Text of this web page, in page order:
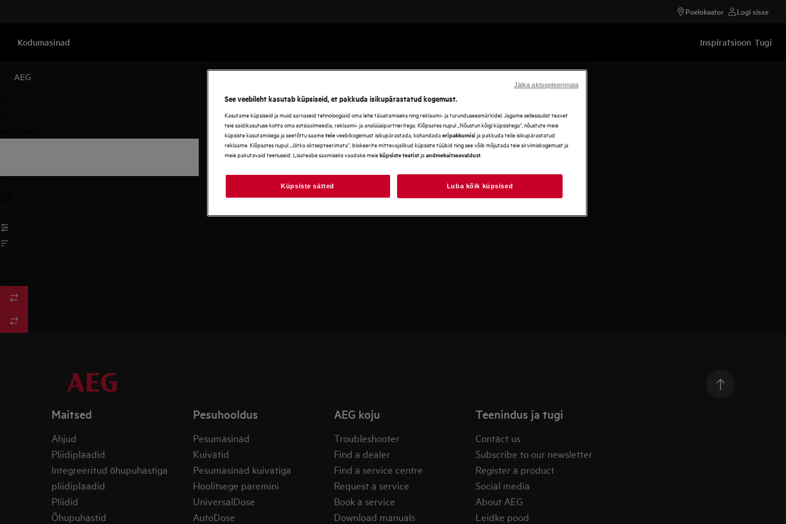
Poelokaator Logi sisse
Kodumasinad Inspiratsioon Tugi
AEG
Maitsed
Ahjud
Pliidiplaadid
Integreeritud õhupuhastiga
pliidiplaadid
Pliidid
Õhupuhastid
Pesuhooldus
Pesumasinad
Kuivatid
Pesumasinad kuivatiga
Hoolitsege paremini
UniversalDose
AutoDose
AEG koju
Troubleshooter
Find a dealer
Find a service centre
Request a service
Book a service
Download manuals
Teenindus ja tugi
Contact us
Subscribe to our newsletter
Register a product
Social media
About AEG
Leidke pood
See veebileht kasutab küpsiseid, et pakkuda isikupärastatud kogemust.
Kasutame küpsiseid ja muid sarnaseid tehnoloogiaid oma lehe täiustamiseks ning reklaami- ja turunduseesmärkidel. Jagame sellesisulist teavet
teie saidikasutuse kohta oma sotsiaalmeedia, reklaami- ja analüüsipartneritega. Klõpsates nupul „Nõustun kõigi küpsistega“, nõustute meie
küpsiste kasutamisega ja seetõttu saameteieveebikogemust isikupärastada, kohandadaeripakkumisi ja pakkuda teile isikupärastatud
reklaame. Klõpsates nupul „Jätka aktsepteerimata“, blokeerite mittevajalikud küpsiste tüübid ning see võib mõjutada teie sirvimiskogemust ja
meie pakutavaid teenuseid. Lisateabe saamiseks vaadake meieküpsiste teatistjaandmekaitseavaldust
Küpsiste sätted Luba kõik küpsised
Jätka aktsepteerimata